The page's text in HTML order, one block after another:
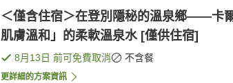
＜僅含住宿＞在登別隱秘的溫泉鄉——卡
肌膚溫和」的柔軟溫泉水 [僅供住宿]
8月13日 前可免費取消 不含餐
更詳細的方案資訊